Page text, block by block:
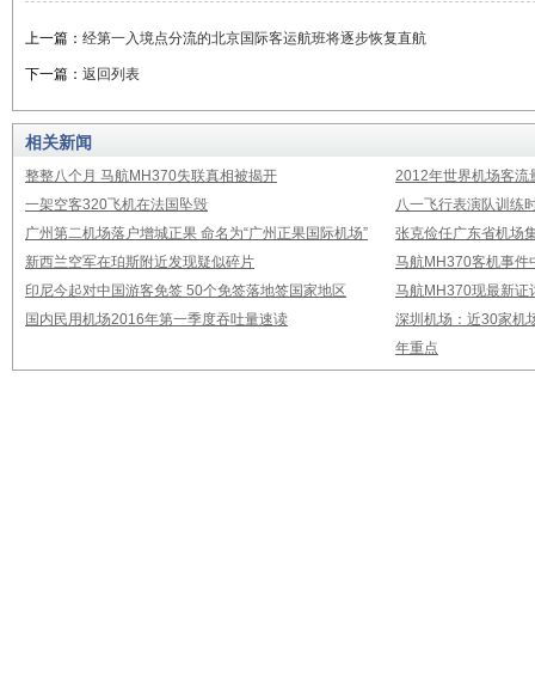
上一篇： 经第一入境点分流的北京国际客运航班将逐步恢复直航
下一篇： 返回列表
相关新闻
整整八个月 马航MH370失联真相被揭开
2012年世界机场客流
一架空客320飞机在法国坠毁
八一飞行表演队训练
广州第二机场落户增城正果 命名为“广州正果国际机场”
张克俭任广东省机场
新西兰空军在珀斯附近发现疑似碎片
马航MH370客机事件
印尼今起对中国游客免签 50个免签落地签国家地区
马航MH370现最新证
国内民用机场2016年第一季度吞吐量速读
深圳机场：近30家机
年重点